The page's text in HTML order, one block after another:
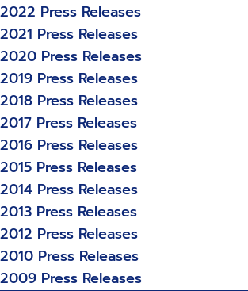
2022 Press Releases
2021 Press Releases
2020 Press Releases
2019 Press Releases
2018 Press Releases
2017 Press Releases
2016 Press Releases
2015 Press Releases
2014 Press Releases
2013 Press Releases
2012 Press Releases
2010 Press Releases
2009 Press Releases